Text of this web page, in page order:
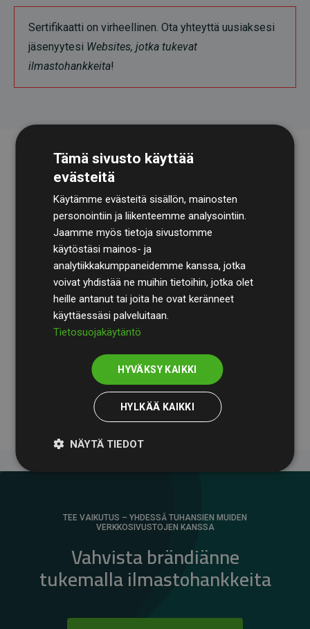
Sertifikaatti on virheellinen. Ota yhteyttä uusiaksesi
jäsenyytesi Websites, jotka tukevat
ilmastohankkeita!
TilintarkastusyhtiöBDOkäy säännöllisesti läpi
laskelmamme ja menetelmämme varmistaakseen
läpinäkyvyyden ja luotettavuuden.
Heidän tarkastuksensa osoittavat, että investoinnit
ilmastohankkeisiin kompensoivat keskimäärin
arvioiduista CO₂-päästöistä
jäsenverkkosivustoilla –
selkeä todiste toimintatapamme todellisesta
TEE VAIKUTUS – YHDESSÄ TUHANSIEN MUIDEN
VERKKOSIVUSTOJEN KANSSA
Vahvista brändiänne
tukemalla ilmastohankkeita
Tämä sivusto käyttää
evästeitä
Käytämme evästeitä sisällön, mainosten
personointiin ja liikenteemme analysointiin.
Jaamme myös tietoja sivustomme
käytöstäsi mainos- ja
analytiikkakumppaneidemme kanssa, jotka
voivat yhdistää ne muihin tietoihin, jotka olet
heille antanut tai joita he ovat keränneet
käyttäessäsi palveluitaan.
Tietosuojakäytäntö
HYVÄKSY KAIKKI
HYLKÄÄ KAIKKI
NÄYTÄ TIEDOT